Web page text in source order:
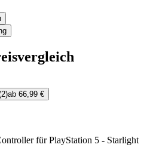
ab 66,99 €
für PlayStation 5 - Starlight